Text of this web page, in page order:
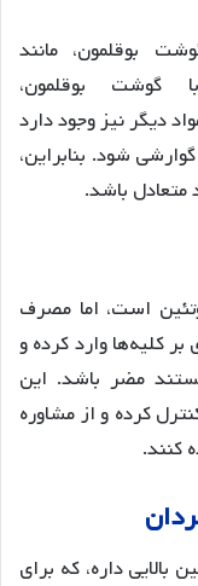
بوقلمون، مانند
گوشت بوقلمون،
دیگر نیز وجود دارد
شود. بنابراین،
متعادل باشد.
است، اما مصرف
کلیه‌ها وارد کرده و
مضر باشد. این
کرده و از مشاوره
کنند.
بالایی داره، که برای